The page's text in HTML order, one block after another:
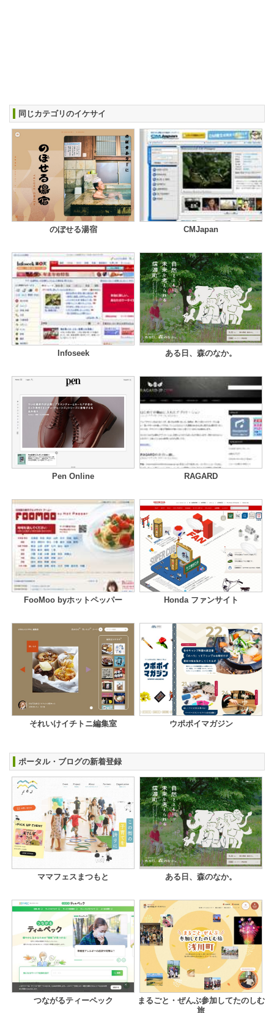
同じカテゴリのイケサイ
のぼせる湯宿 CMJapan
Infoseek ある日、森のなか。
Pen Online RAGARD
FooMoo byホットペッパー Honda ファンサイト
それいけイチトニ編集室 ウポポイマガジン
ポータル・ブログの新着登録
ママフェスまつもと ある日、森のなか。
つながるティーペック
まるごと・ぜんぶ参加してたのしむ
旅